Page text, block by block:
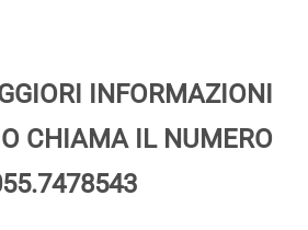
INFORMAZIONI
CHIAMA IL NUMERO